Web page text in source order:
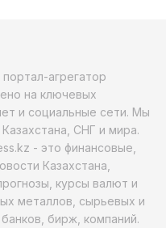
агрегатор
на ключевых
и социальные сети. Мы
СНГ и мира.
- это финансовые,
Казахстана,
курсы валют и
металлов, сырьевых и
бирж, компаний.